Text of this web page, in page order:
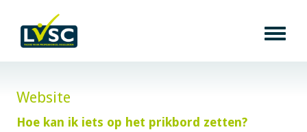
Website
Hoe kan ik iets op het prikbord zetten?